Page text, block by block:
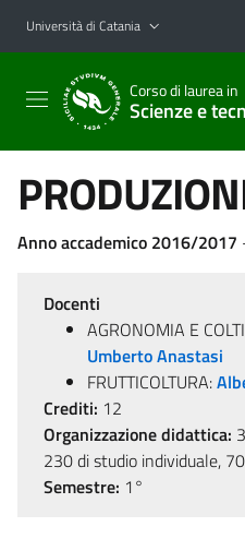
Vai al contenuto principale
Vai al menu di navigazione
Università di Catania
Corso di laurea in
Scienze e
Anno accademico 2016/2017
Docenti
AGRONOMIA E
Umberto Anastasi
FRUTTICOLTURA:
Crediti: 12
Organizzazione didattica:
230 di studio individuale,
Semestre: 1°